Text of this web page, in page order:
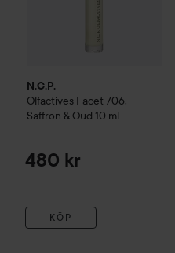
N.C.P.
Olfactives Facet 706,
Saffron & Oud 10 ml
480 kr
KÖP